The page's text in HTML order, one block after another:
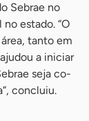
Sebrae no
estado. “O
tanto em
a iniciar
seja co-
concluiu.